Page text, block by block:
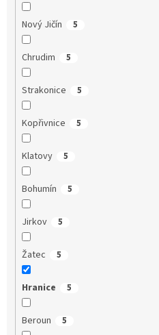
Nový Jičín 5
Chrudim 5
Strakonice 5
Kopřivnice 5
Klatovy 5
Bohumín 5
Jirkov 5
Žatec 5
Hranice 5
Beroun 5